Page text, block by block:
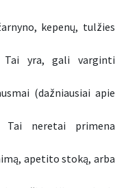
kepenų, tulžies
Tai yra, gali varginti
(dažniausiai apie
Tai neretai primena
apetito stoką, arba